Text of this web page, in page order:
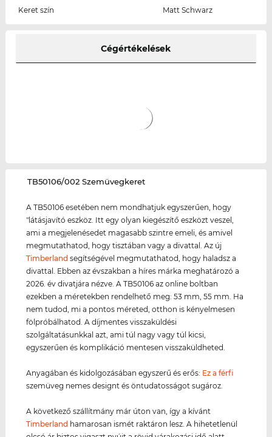
Keret szín
Matt Schwarz
Cégértékelések
‌TB50106/002 Szemüvegkeret
A TB50106 esetében nem mondhatjuk egyszerűen, hogy
"látásjavító eszköz. Itt egy olyan kiegészítő eszközt veszel,
ami a megjelenésedet magasabb szintre emeli, és amivel
megmutathatod, hogy tisztában vagy a divattal. Az új
Timberland segítségével megmutathatod, hogy haladsz a
divattal. Ebben az évszakban a híres márka meghatározó a
2026. év divatjára nézve. A TB50106 az online boltban
ezekben a méretekben rendelhető meg: 53 mm, 55 mm. Ha
nem tudod, mi a pontos méreted, otthon is kényelmesen
fölpróbálhatod. A díjmentes visszaküldési
szolgáltatásunkkal azt, ami túl nagy vagy túl kicsi,
egyszerűen és komplikáció mentesen visszaküldheted.
Anyagában és kidolgozásában egyszerű és erős: Ez a férfi
szemüveg nemes designt és öntudatosságot sugároz.
A következő szállítmány már úton van, így a kívánt
Timberland hamarosan ismét raktáron lesz. A hihetetlenül